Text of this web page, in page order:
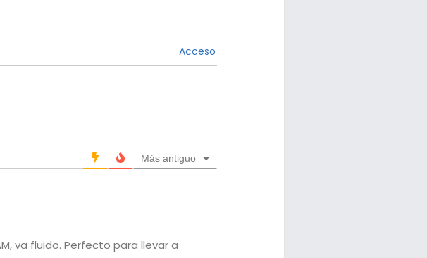
Acceso
Más antiguo
va fluido. Perfecto para llevar a